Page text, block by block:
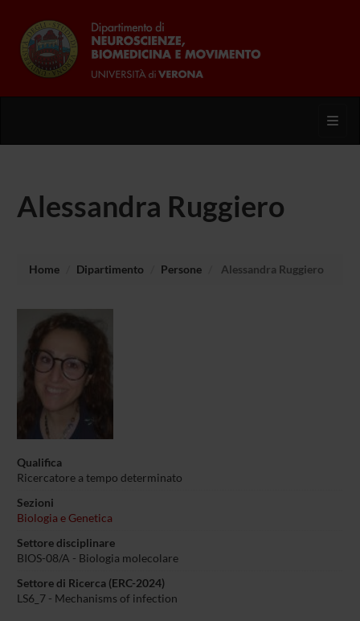
Alessandra Ruggiero
Home Dipartimento Persone Alessandra Ruggiero
Qualifica
Ricercatore a tempo determinato
Sezioni
Biologia e Genetica
Settore disciplinare
BIOS-08/A - Biologia molecolare
Settore di Ricerca (ERC-2024)
LS6_7 - Mechanisms of infection